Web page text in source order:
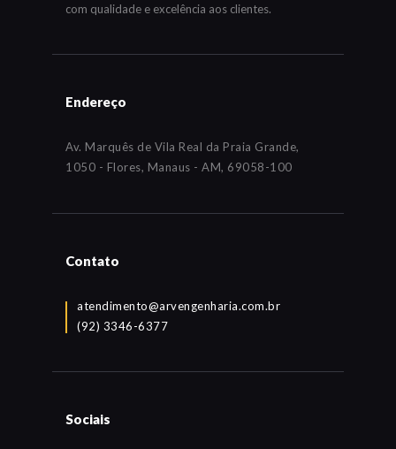
com qualidade e excelência aos clientes.
Endereço
Av. Marquês de Vila Real da Praia Grande,
1050 - Flores, Manaus - AM, 69058-100
Contato
atendimento@arvengenharia.com.br
(92) 3346-6377
Sociais